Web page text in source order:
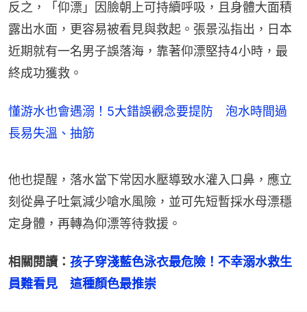
反之，「仰漂」因臉朝上可持續呼吸，且身體大面積
露出水面，更容易被看見與救起。張景泓指出，日本
近期就有一名男子誤落海，靠著仰漂堅持4小時，最
終成功獲救。
懂游水也會遇溺！5大錯誤觀念要提防 泡水時間過
長易失溫、抽筋
他也提醒，落水當下常因水壓導致水灌入口鼻，應立
刻從鼻子吐氣減少嗆水風險，並可先短暫採水母漂穩
定身體，再轉為仰漂等待救援。
相關閱讀： 孩子穿淺藍色泳衣最危險！不幸溺水救生
員難看見　這種顏色最推崇